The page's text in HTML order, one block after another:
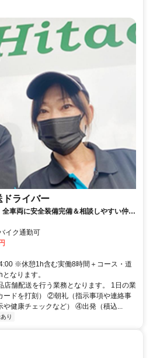
ドライバー
車両に安全装備完備＆相談しやすい仲間
／バイク通勤可
※休憩1h含む実働8時間＋コース・道
なります。
店舗配送を行う業務となります。 1日の業
ドを打刻） ②朝礼（指示事項や連絡事
健康チェックなど） ④出発（積込...
り